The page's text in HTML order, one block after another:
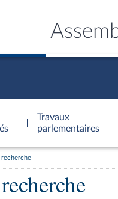
Travaux
parlementaires
recherche